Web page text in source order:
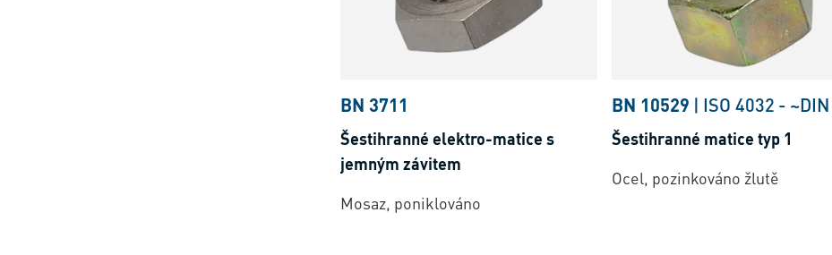
BN 3711
Šestihranné elektro-matice s
jemným závitem
Mosaz, poniklováno
BN 10529 | ISO 4032 -
Šestihranné matice typ 1
Ocel, pozinkováno žlutě